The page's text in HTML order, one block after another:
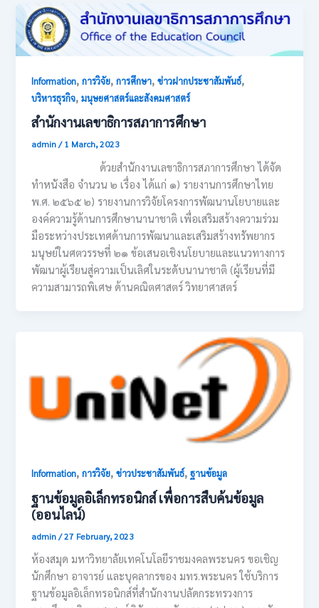
Information,การวิจัย,การศึกษา,ข่าวฝากประชาสัมพันธ์,
บริหารธุรกิจ,มนุษยศาสตร์และสังคมศาสตร์
สำนักงานเลขาธิการสภาการศึกษา
admin/1 March, 2023
ด้วยสำนักงานเลขาธิการสภาการศึกษา ได้จัด
ทำหนังสือ จำนวน ๒ เรื่อง ได้แก่ ๑) รายงานการศึกษาไทย
พ.ศ. ๒๕๖๕ ๒) รายงานการวิจัยโครงการพัฒนานโยบายและ
องค์ความรู้ด้านการศึกษานานาชาติ เพื่อเสริมสร้างความร่วม
มือระหว่างประเทศด้านการพัฒนาและเสริมสร้างทรัพยากร
มนุษย์ในศตวรรษที่ ๒๑ ข้อเสนอเชิงนโยบายและแนวทางการ
พัฒนาผู้เรียนสู่ความเป็นเลิศในระดับนานาชาติ (ผู้เรียนที่มี
ความสามารถพิเศษ ด้านคณิตศาสตร์ วิทยาศาสตร์
Information,การวิจัย,ข่าวประชาสัมพันธ์,ฐานข้อมูล
ฐานข้อมูลอิเล็กทรอนิกส์ เพื่อการสืบค้นข้อมูล
(ออนไลน์)
admin/27 February, 2023
ห้องสมุด มหาวิทยาลัยเทคโนโลยีราชมงคลพระนคร ขอเชิญ
นักศึกษา อาจารย์ และบุคลากรของ มทร.พระนคร ใช้บริการ
ฐานข้อมูลอิเล็กทรอนิกส์ที่สำนักงานปลัดกระทรวงการ